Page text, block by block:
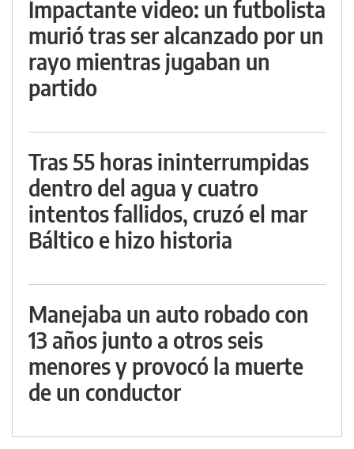
Impactante video: un futbolista
murió tras ser alcanzado por un
rayo mientras jugaban un
partido
Tras 55 horas ininterrumpidas
dentro del agua y cuatro
intentos fallidos, cruzó el mar
Báltico e hizo historia
Manejaba un auto robado con
13 años junto a otros seis
menores y provocó la muerte
de un conductor